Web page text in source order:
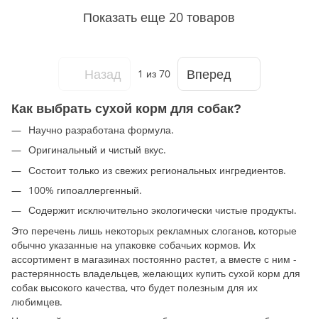
Как выбрать сухой корм для собак?
Научно разработана формула.
Оригинальный и чистый вкус.
Состоит только из свежих региональных ингредиентов.
100% гипоаллергенный.
Содержит исключительно экологически чистые продукты.
Это перечень лишь некоторых рекламных слоганов, которые
обычно указанные на упаковке собачьих кормов. Их
ассортимент в магазинах постоянно растет, а вместе с ним -
растерянность владельцев, желающих купить сухой корм для
собак высокого качества, что будет полезным для их
любимцев.
Показать еще 20 товаров
Назад 1 из 70 Вперед